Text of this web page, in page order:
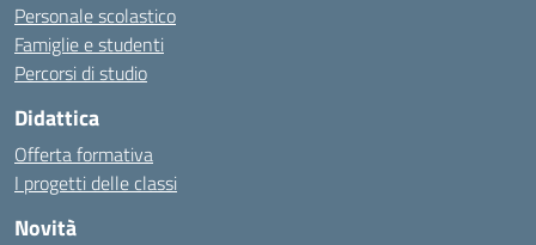
Personale scolastico
Famiglie e studenti
Percorsi di studio
Didattica
Offerta formativa
I progetti delle classi
Novità